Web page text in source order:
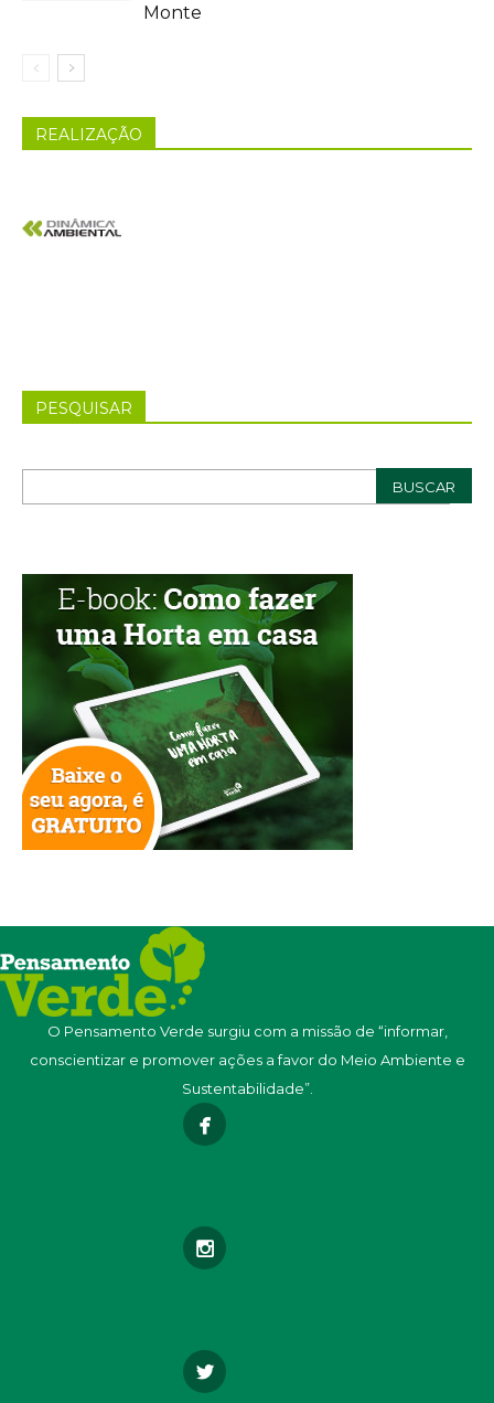
Monte
REALIZAÇÃO
PESQUISAR
O Pensamento Verde surgiu com a missão de “informar,
conscientizar e promover ações a favor do Meio Ambiente e
Sustentabilidade”.